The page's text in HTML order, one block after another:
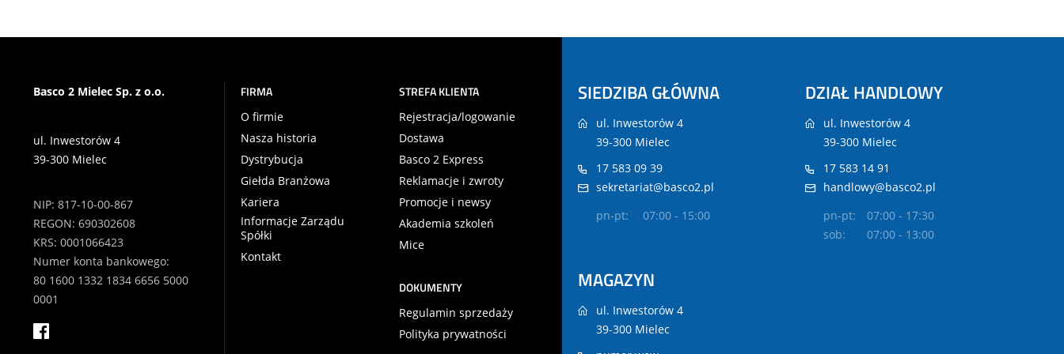
Basco 2 Mielec Sp. z o.o.
ul. Inwestorów 4
39-300 Mielec
NIP: 817-10-00-867
REGON: 690302608
KRS: 0001066423
Numer konta bankowego:
80 1600 1332 1834 6656 5000
0001
FIRMA
O firmie
Nasza historia
Dystrybucja
Giełda Branżowa
Kariera
Informacje Zarządu
Spółki
Kontakt
STREFA KLIENTA
Rejestracja/logowanie
Dostawa
Basco 2 Express
Reklamacje i zwroty
Promocje i newsy
Akademia szkoleń
Mice
DOKUMENTY
Regulamin sprzedaży
Polityka prywatności
SIEDZIBA GŁÓWNA
ul. Inwestorów 4
39-300 Mielec
17 583 09 39
sekretariat@basco2.pl
pn-pt:
07:00 - 15:00
DZIAŁ HANDLOWY
ul. Inwestorów 4
39-300 Mielec
17 583 14 91
handlowy@basco2.pl
pn-pt:
07:00 - 17:30
sob:
07:00 - 13:00
MAGAZYN
ul. Inwestorów 4
39-300 Mielec